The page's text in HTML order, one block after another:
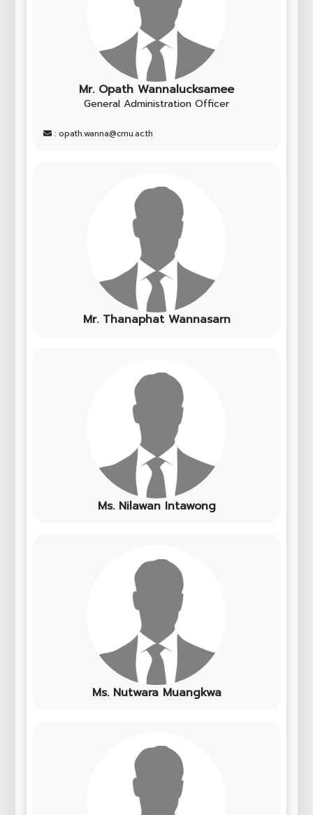
Mr. Opath Wannalucksamee
General Administration Officer
: opath.wanna@cmu.ac.th
Mr. Thanaphat Wannasarn
Ms. Nilawan Intawong
Ms. Nutwara Muangkwa